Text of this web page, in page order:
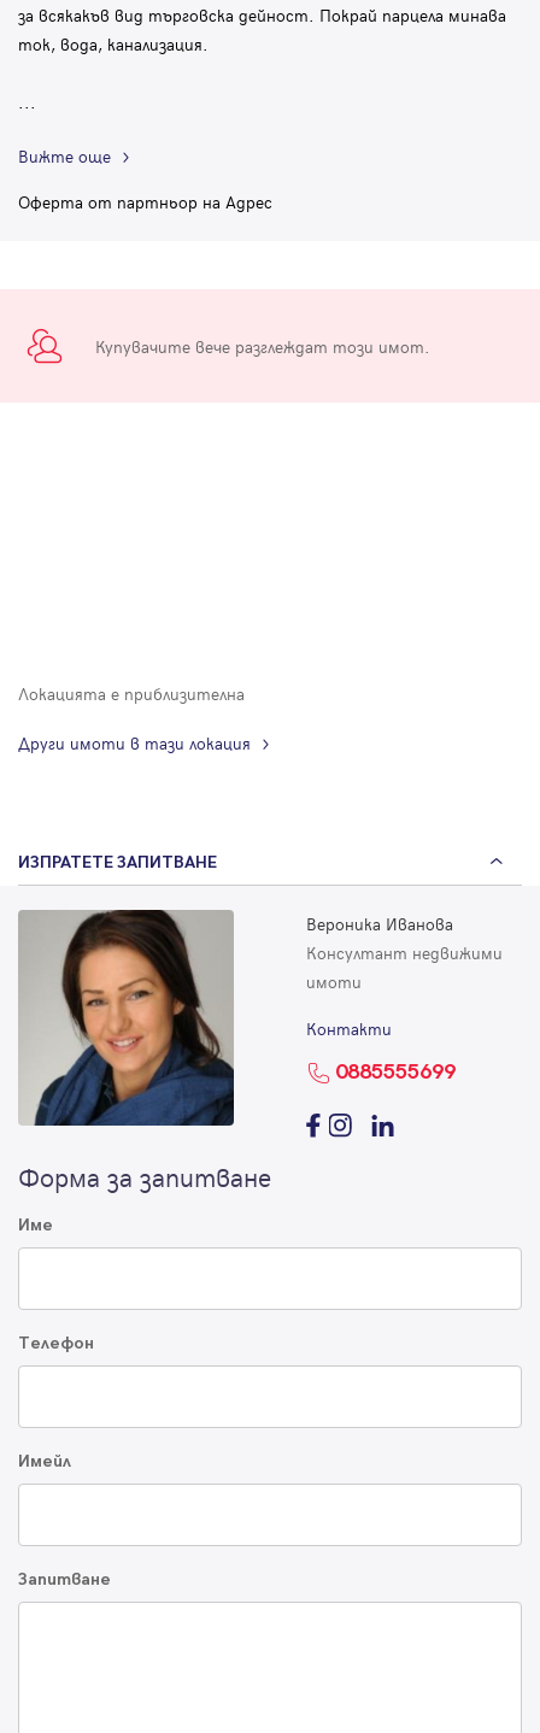
за всякакъв вид търговска дейност. Покрай парцела минава
ток, вода, канализация.
...
Вижте още
Оферта от партньор на Адрес
Купувачите вече разглеждат този имот.
Локацията е приблизителна
Други имоти в тази локация
ИЗПРАТЕТЕ ЗАПИТВАНЕ
Вероника Иванова
Консултант недвижими
имоти
Контакти
0885555699
Форма за запитване
Име
Телефон
Имейл
Запитване